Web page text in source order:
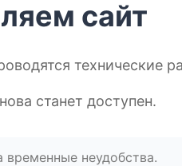
сайт
технические
станет доступен.
неудобства.